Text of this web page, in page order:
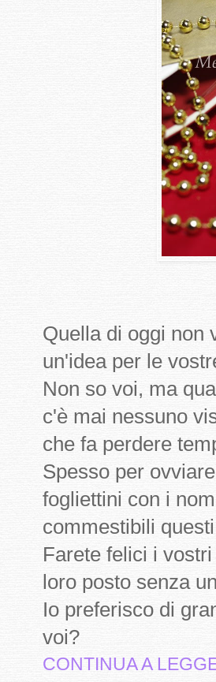
Quella di oggi non
un'idea per le
Non so voi, ma
c'è mai nessuno
che fa perdere
Spesso per
fogliettini con i
commestibili
Farete felici i
loro posto senza
Io preferisco di
voi?
CONTINUA A